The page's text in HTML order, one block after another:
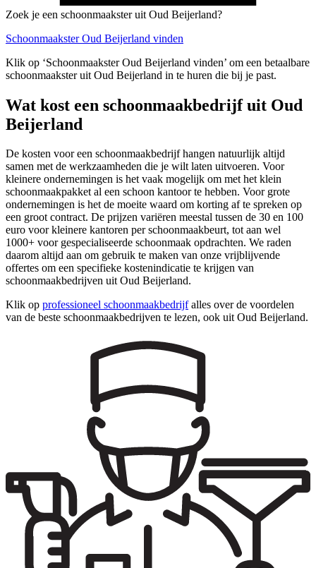
Zoek je een schoonmaakster uit Oud Beijerland?
Schoonmaakster Oud Beijerland vinden
Klik op ‘Schoonmaakster Oud Beijerland vinden’ om een betaalbare
schoonmaakster uit Oud Beijerland in te huren die bij je past.
Wat kost een schoonmaakbedrijf uit Oud
Beijerland
De kosten voor een schoonmaakbedrijf hangen natuurlijk altijd
samen met de werkzaamheden die je wilt laten uitvoeren. Voor
kleinere ondernemingen is het vaak mogelijk om met het klein
schoonmaakpakket al een schoon kantoor te hebben. Voor grote
ondernemingen is het de moeite waard om korting af te spreken op
een groot contract. De prijzen variëren meestal tussen de 30 en 100
euro voor kleinere kantoren per schoonmaakbeurt, tot aan wel
1000+ voor gespecialiseerde schoonmaak opdrachten. We raden
daarom altijd aan om gebruik te maken van onze vrijblijvende
offertes om een specifieke kostenindicatie te krijgen van
schoonmaakbedrijven uit Oud Beijerland.
Klik op professioneel schoonmaakbedrijfalles over de voordelen
van de beste schoonmaakbedrijven te lezen, ook uit Oud Beijerland.